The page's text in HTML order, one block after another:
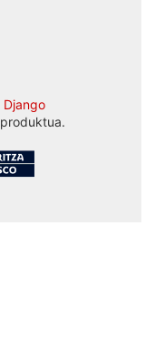
Django
produktua.